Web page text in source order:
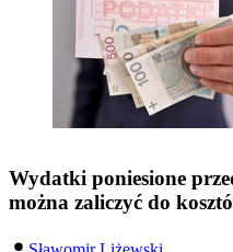
Wydatki poniesione
można zaliczyć do